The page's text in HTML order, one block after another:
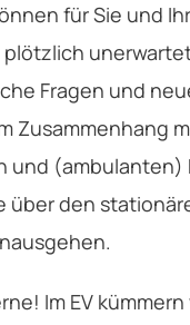
für Sie und
Fragen und
Zusammenhang
und (ambulanten)
über den
Im EV